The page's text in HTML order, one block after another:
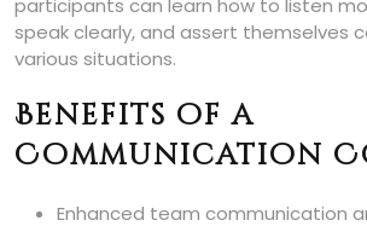
participants can learn how to listen
speak clearly, and assert themselves
various situations.
Benefits of a
Communication
Enhanced team communication